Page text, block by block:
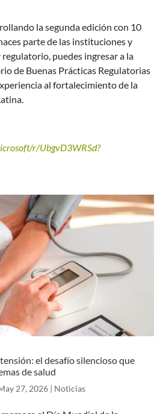
la segunda edición con 10
parte de las instituciones y
puedes ingresar a la
de Buenas Prácticas Regulatorias
al fortalecimiento de la
r/UbgvD3WRSd?
el desafío silencioso que
de salud
27, 2026 | Noticias